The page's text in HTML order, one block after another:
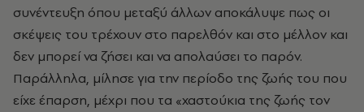
συνέντευξη όπου μεταξύ άλλων αποκάλυψε πως οι
σκέψεις του τρέχουν στο παρελθόν και στο μέλλον και
δεν μπορεί να ζήσει και να απολαύσει το παρόν.
Παράλληλα, μίλησε για την περίοδο της ζωής του που
είχε έπαρση, μέχρι που τα «χαστούκια της ζωής τον